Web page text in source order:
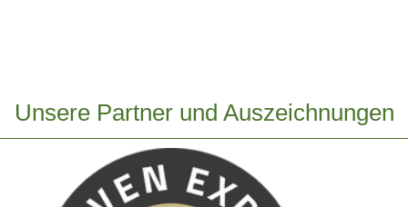
Unsere Partner und Auszeichnungen